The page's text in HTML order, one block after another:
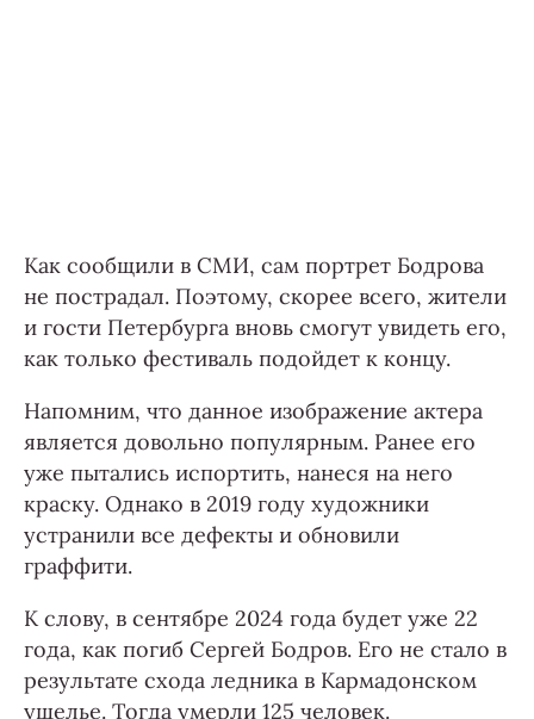
Как сообщили в СМИ, сам портрет Бодрова
не пострадал. Поэтому, скорее всего, жители
и гости Петербурга вновь смогут увидеть его,
как только фестиваль подойдет к концу.
Напомним, что данное изображение актера
является довольно популярным. Ранее его
уже пытались испортить, нанеся на него
краску. Однако в 2019 году художники
устранили все дефекты и обновили
граффити.
К слову, в сентябре 2024 года будет уже 22
года, как погиб Сергей Бодров. Его не стало в
результате схода ледника в Кармадонском
ущелье. Тогда умерли 125 человек.